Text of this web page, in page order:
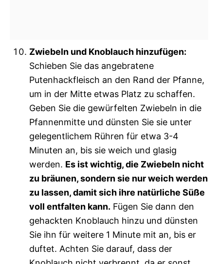
Zwiebeln und Knoblauch hinzufügen:
Schieben Sie das angebratene
Putenhackfleisch an den Rand der Pfanne,
um in der Mitte etwas Platz zu schaffen.
Geben Sie die gewürfelten Zwiebeln in die
Pfannenmitte und dünsten Sie sie unter
gelegentlichem Rühren für etwa 3-4
Minuten an, bis sie weich und glasig
werden. Es ist wichtig, die Zwiebeln nicht
zu bräunen, sondern sie nur weich werden
zu lassen, damit sich ihre natürliche Süße
voll entfalten kann. Fügen Sie dann den
gehackten Knoblauch hinzu und dünsten
Sie ihn für weitere 1 Minute mit an, bis er
duftet. Achten Sie darauf, dass der